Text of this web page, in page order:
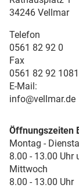
34246 Vellmar
Telefon
0561 82 92 0
Fax
0561 82 92 1081
E-Mail:
info@vellmar.de
Öffnungszeiten
Montag -
8.00 - 13.00 Uhr
Mittwoch
8.00 - 13.00 Uhr